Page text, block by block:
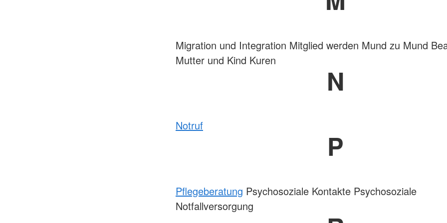
Migration und Integration Mitglied werden Mund zu Mund
Mutter und Kind Kuren
N
Notruf
P
Pflegeberatung Psychosoziale Kontakte Psychosoziale
Notfallversorgung